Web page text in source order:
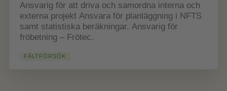
Ansvarig för att driva och samordna interna och
externa projekt Ansvara för planläggning i NFTS
samt statistiska beräkningar. Ansvarig för
fröbetning – Frötec.
FÄLTFÖRSÖK